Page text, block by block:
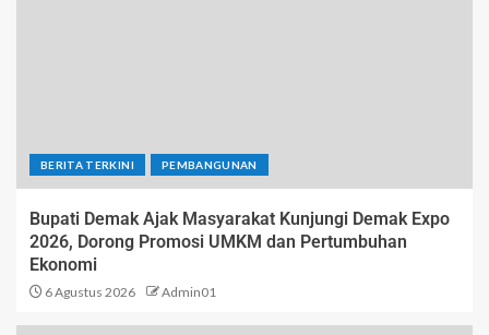
BERITA TERKINI PEMBANGUNAN
Bupati Demak Ajak Masyarakat Kunjungi Demak Expo
2026, Dorong Promosi UMKM dan Pertumbuhan
Ekonomi
6 Agustus 2026 Admin01